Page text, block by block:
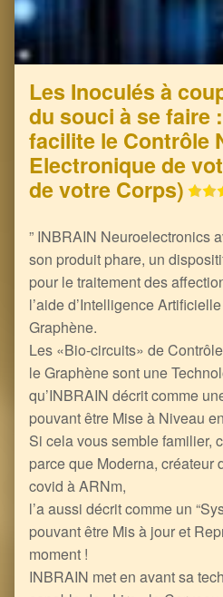
Les Inoculés à
du souci à se faire
facilite le Contrôle
Electronique de
de votre Corps)
” INBRAIN Neuroelectronics
son produit phare, un
pour le traitement des
l’aide d’Intelligence
Graphène.
Les «Bio-circuits» de
le Graphène sont une
qu’INBRAIN décrit comme
pouvant être Mise à Niveau
Si cela vous semble familier,
parce que Moderna, créateur
covid à ARNm,
l’a aussi décrit comme un
pouvant être Mis à jour et
moment !
INBRAIN met en avant sa